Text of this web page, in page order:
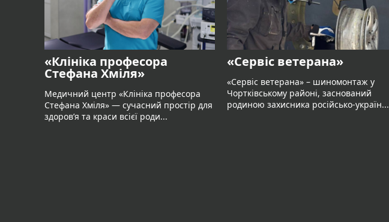
«Клініка професора
Стефана Хміля»
Медичний центр «Клініка професора
Стефана Хміля» — сучасний простір для
здоров’я та краси всієї роди...
«Сервіс ветерана»
«Сервіс ветерана» – шиномонтаж у
Чортківському районі, заснований
родиною захисника російсько-україн...